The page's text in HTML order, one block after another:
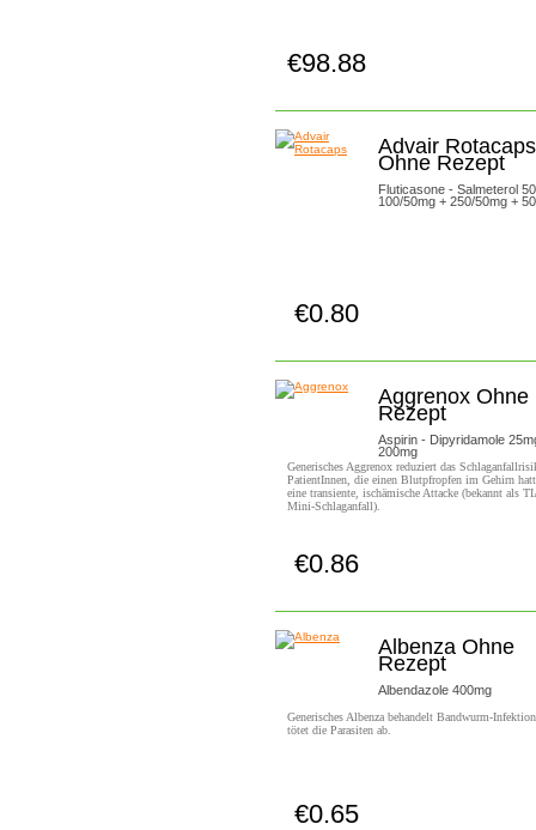
€98.88
Advair Rotacaps
Ohne Rezept
Fluticasone - Salmeterol
100/50mg + 250/50mg +
€0.80
Aggrenox Ohne
Rezept
Aspirin - Dipyridamole
200mg
Generisches Aggrenox reduziert das
PatientInnen, die einen Blutpfropfen im Gehirn
eine transiente, ischämische Attacke (bekannt als
Mini-Schlaganfall).
€0.86
Albenza Ohne
Rezept
Albendazole 400mg
Generisches Albenza behandelt Bandwurm-
tötet die Parasiten ab.
€0.65